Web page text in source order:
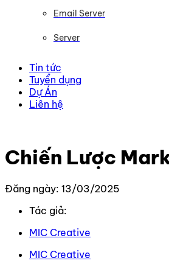
Email Server
Server
Tin tức
Tuyển dụng
Dự Án
Liên hệ
Chiến Lược
Đăng ngày: 13/03/2025
Tác giả:
MIC Creative
MIC Creative